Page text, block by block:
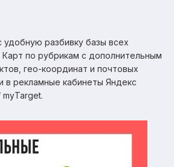
удобную разбивку базы всех
Карт по рубрикам с дополнительным
гео-координат и почтовых
в рекламные кабинеты Яндекс